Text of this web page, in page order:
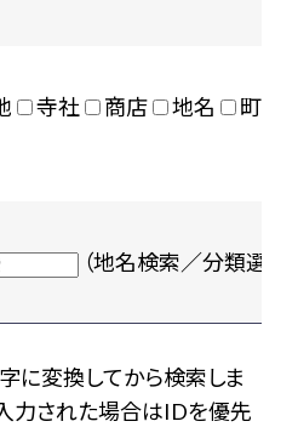
寺社 商店 地名
町村
（地名検索／分類選択
に変換してから検索しま
力された場合はIDを優先